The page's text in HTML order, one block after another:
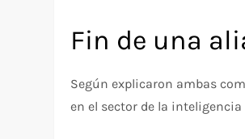
Fin de una
Según explicaron ambas
en el sector de la